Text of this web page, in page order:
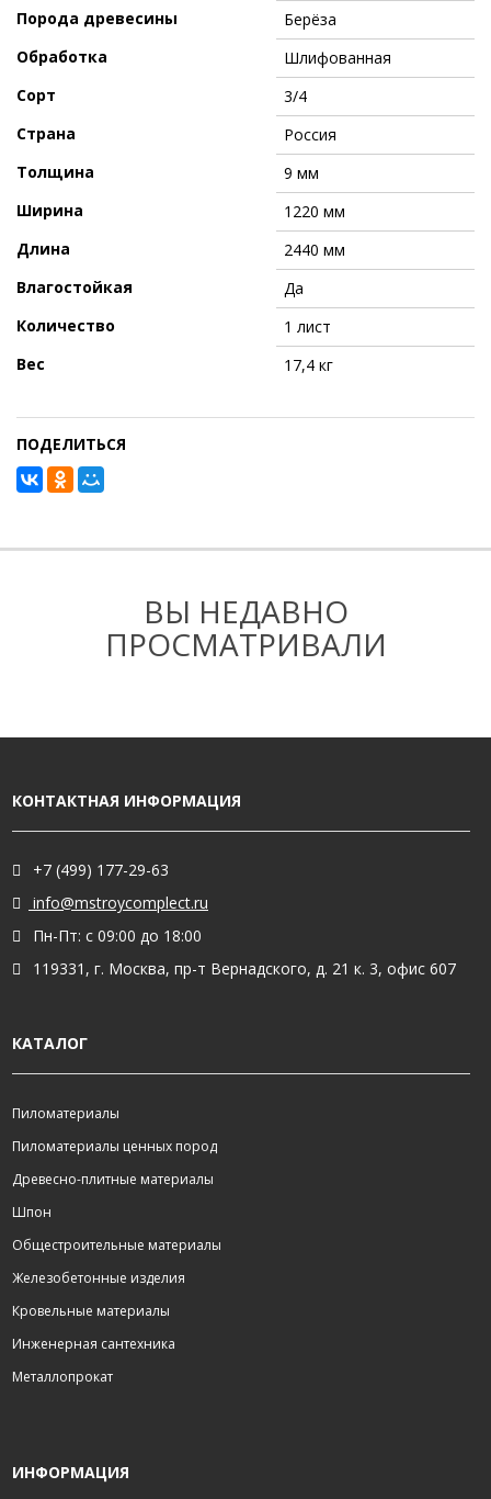
Порода древесины
Берёза
Обработка
Шлифованная
Сорт
3/4
Страна
Россия
Толщина
9 мм
Ширина
1220 мм
Длина
2440 мм
Влагостойкая
Да
Количество
1 лист
Вес
17,4 кг
ПОДЕЛИТЬСЯ
ВЫ НЕДАВНО
ПРОСМАТРИВАЛИ
КОНТАКТНАЯ ИНФОРМАЦИЯ
+7 (499) 177-29-63
info@mstroycomplect.ru
Пн-Пт: с 09:00 до 18:00
119331, г. Москва, пр-т Вернадского, д. 21 к. 3, офис 607
КАТАЛОГ
Пиломатериалы
Пиломатериалы ценных пород
Древесно-плитные материалы
Шпон
Общестроительные материалы
Железобетонные изделия
Кровельные материалы
Инженерная сантехника
Металлопрокат
ИНФОРМАЦИЯ